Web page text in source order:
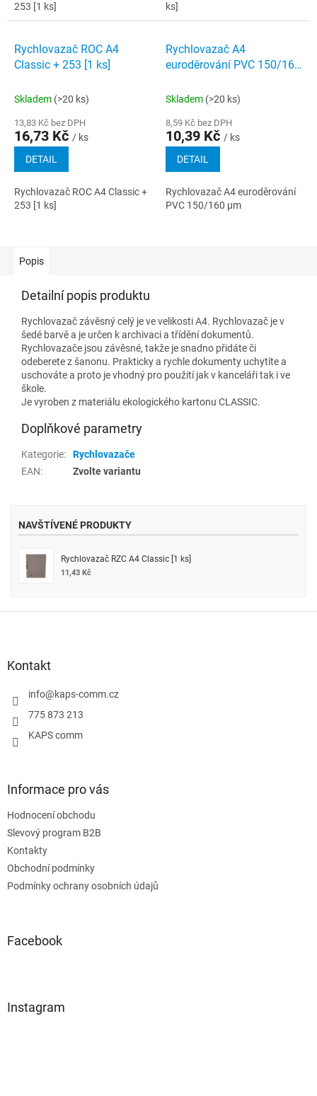
253 [1 ks]
ks]
Rychlovazač ROC A4
Classic + 253 [1 ks]
Skladem (>20 ks)
13,83 Kč bez DPH
16,73 Kč / ks
DETAIL
Rychlovazač ROC A4 Classic +
253 [1 ks]
Rychlovazač A4
euroděrování PVC 150/160
Skladem (>20 ks)
8,59 Kč bez DPH
10,39 Kč / ks
DETAIL
Rychlovazač A4 euroděrování
PVC 150/160 µm
Popis
Detailní popis produktu
Rychlovazač závěsný celý je ve velikosti A4. Rychlovazač je v
šedé barvě a je určen k archivaci a třídění dokumentů.
Rychlovazače jsou závěsné, takže je snadno přidáte či
odeberete z šanonu. Prakticky a rychle dokumenty uchytíte a
uschováte a proto je vhodný pro použití jak v kanceláři tak i ve
škole.
Je vyroben z materiálu ekologického kartonu CLASSIC.
Doplňkové parametry
Kategorie:
Rychlovazače
EAN: Zvolte variantu
NAVŠTÍVENÉ PRODUKTY
Rychlovazač RZC A4 Classic [1 ks]
11,43 Kč
Kontakt
info@kaps-comm.cz
775 873 213
KAPS comm
Informace pro vás
Hodnocení obchodu
Slevový program B2B
Kontakty
Obchodní podmínky
Podmínky ochrany osobních údajů
Facebook
Instagram